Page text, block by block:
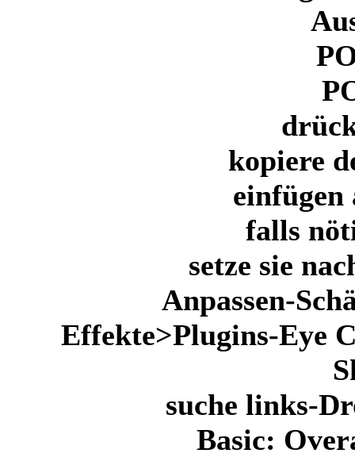
kopiere
einfügen
falls
setze sie
Anpassen-
Effekte>Plugins-Eye
suche links-
Basic: